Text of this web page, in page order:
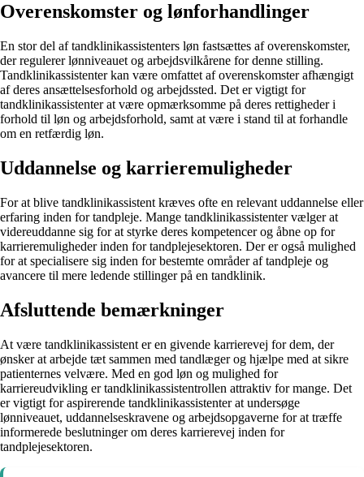
Overenskomster og lønforhandlinger
En stor del af tandklinikassistenters løn fastsættes af overenskomster,
der regulerer lønniveauet og arbejdsvilkårene for denne stilling.
Tandklinikassistenter kan være omfattet af overenskomster afhængigt
af deres ansættelsesforhold og arbejdssted. Det er vigtigt for
tandklinikassistenter at være opmærksomme på deres rettigheder i
forhold til løn og arbejdsforhold, samt at være i stand til at forhandle
om en retfærdig løn.
Uddannelse og karrieremuligheder
For at blive tandklinikassistent kræves ofte en relevant uddannelse eller
erfaring inden for tandpleje. Mange tandklinikassistenter vælger at
videreuddanne sig for at styrke deres kompetencer og åbne op for
karrieremuligheder inden for tandplejesektoren. Der er også mulighed
for at specialisere sig inden for bestemte områder af tandpleje og
avancere til mere ledende stillinger på en tandklinik.
Afsluttende bemærkninger
At være tandklinikassistent er en givende karrierevej for dem, der
ønsker at arbejde tæt sammen med tandlæger og hjælpe med at sikre
patienternes velvære. Med en god løn og mulighed for
karriereudvikling er tandklinikassistentrollen attraktiv for mange. Det
er vigtigt for aspirerende tandklinikassistenter at undersøge
lønniveauet, uddannelseskravene og arbejdsopgaverne for at træffe
informerede beslutninger om deres karrierevej inden for
tandplejesektoren.